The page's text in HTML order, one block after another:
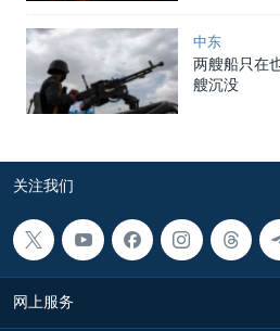
中东
两艘船只在
艘沉没
关注我们
网上服务